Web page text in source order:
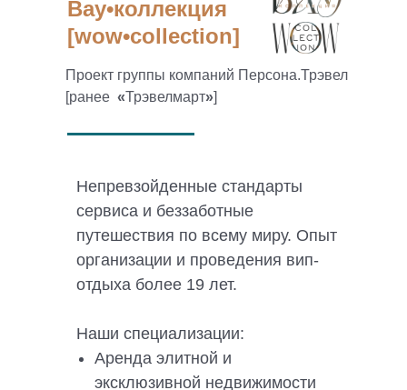
Вау•коллекция
[wow•collection]
Проект группы компаний Персона.Трэвел
[ранее «Трэвелмарт»]
Непревзойденные стандарты
сервиса и беззаботные
путешествия по всему миру. Опыт
организации и проведения вип-
отдыха более 19 лет.
Наши специализации:
Аренда элитной и
эксклюзивной недвижимости